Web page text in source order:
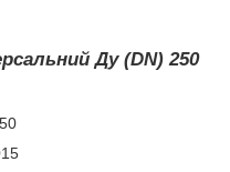
Ду (DN) 250